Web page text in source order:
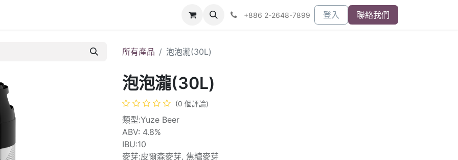
+886 2-2648-7899 登入 聯絡我們
所有產品 泡泡瀧(30L)
泡泡瀧(30L)
(0 個評論)
類型:Yuze Beer
ABV: 4.8%
IBU:10
麥芽:皮爾森麥芽, 焦糖麥芽